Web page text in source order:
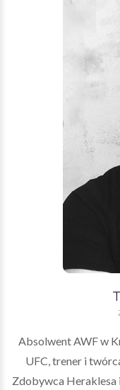
Absolwent AWF w
UFC, trener i
Zdobywca Heraklesa